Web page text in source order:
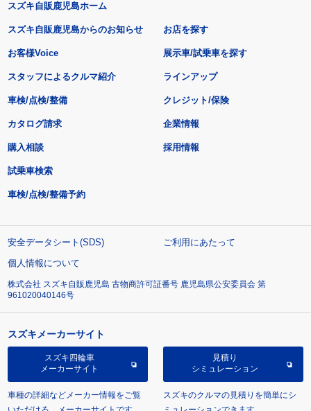
スズキ自販鹿児島ホーム
スズキ自販鹿児島からのお知らせ
お客様Voice
スタッフによるクルマ紹介
お店を探す
展示車/試乗車を探す
ラインアップ
車検/点検/整備 クレジット/保険
カタログ請求
購入相談
試乗車検索
車検/点検/整備予約
企業情報
採用情報
安全データシート(SDS)
ご利用にあたって
個人情報について
株式会社 スズキ自販鹿児島 古物商許可証番号 鹿児島県公安委員会 第
961020040146号
スズキメーカーサイト
スズキ四輪車
メーカーサイト
車種の詳細などメーカー情報をご覧
見積り
シミュレーション
スズキのクルマの見積りを簡単にシ